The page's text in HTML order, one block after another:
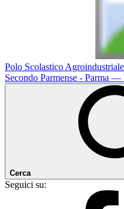
Polo Scolastico Agroindustriale
Secondo Parmense - Parma —
Cerca
Seguici su: